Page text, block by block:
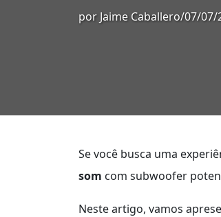
por Jaime Caballero/07/07/
Se você busca uma
som com subwoofer
Neste artigo, vamos